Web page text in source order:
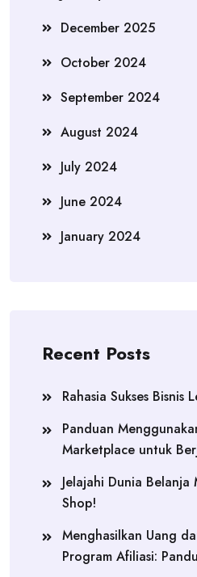
December 2025
October 2024
September 2024
August 2024
July 2024
June 2024
January 2024
Recent Posts
Rahasia Sukses Bisnis
Panduan
Marketplace untuk
Jelajahi Dunia Belanja
Shop!
Menghasilkan Uang
Program Afiliasi: